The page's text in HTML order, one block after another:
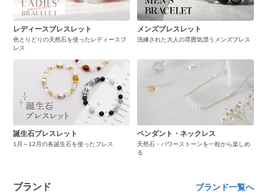
レディースブレスレット
色とりどりの天然石を使ったレディースブ
レス
メンズブレスレット
洗練された大人の雰囲気漂うメンズブレス
誕生石ブレスレット
1月～12月の各誕生石を使ったブレス
ペンダント・ネックレス
天然石・パワーストーンを一粒から楽しめ
る
ブランド ブランド一覧へ